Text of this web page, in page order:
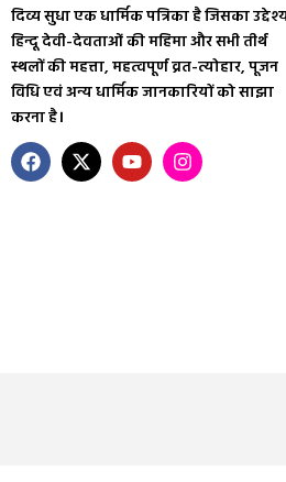
दिव्य सुधा एक धार्मिक पत्रिका है जिसका
हिन्दू देवी-देवताओं की महिमा और सभी तीर्थ
स्थलों की महत्ता, महत्वपूर्ण व्रत-त्योहार, पूजन
विधि एवं अन्य धार्मिक जानकारियों को साझा
करना है।